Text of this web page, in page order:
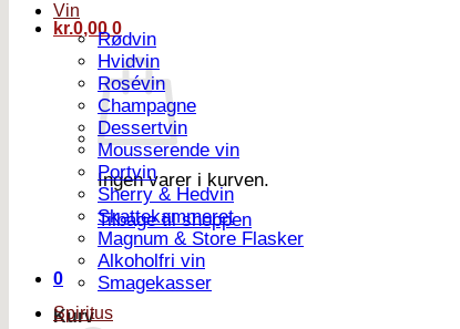
kr.0,00 0
Ingen varer i kurven.
Tilbage til shoppen
0
Kurv
Vin
Rødvin
Hvidvin
Rosévin
Champagne
Dessertvin
Mousserende vin
Portvin
Sherry & Hedvin
Skattekammeret
Magnum & Store Flasker
Alkoholfri vin
Smagekasser
Spiritus